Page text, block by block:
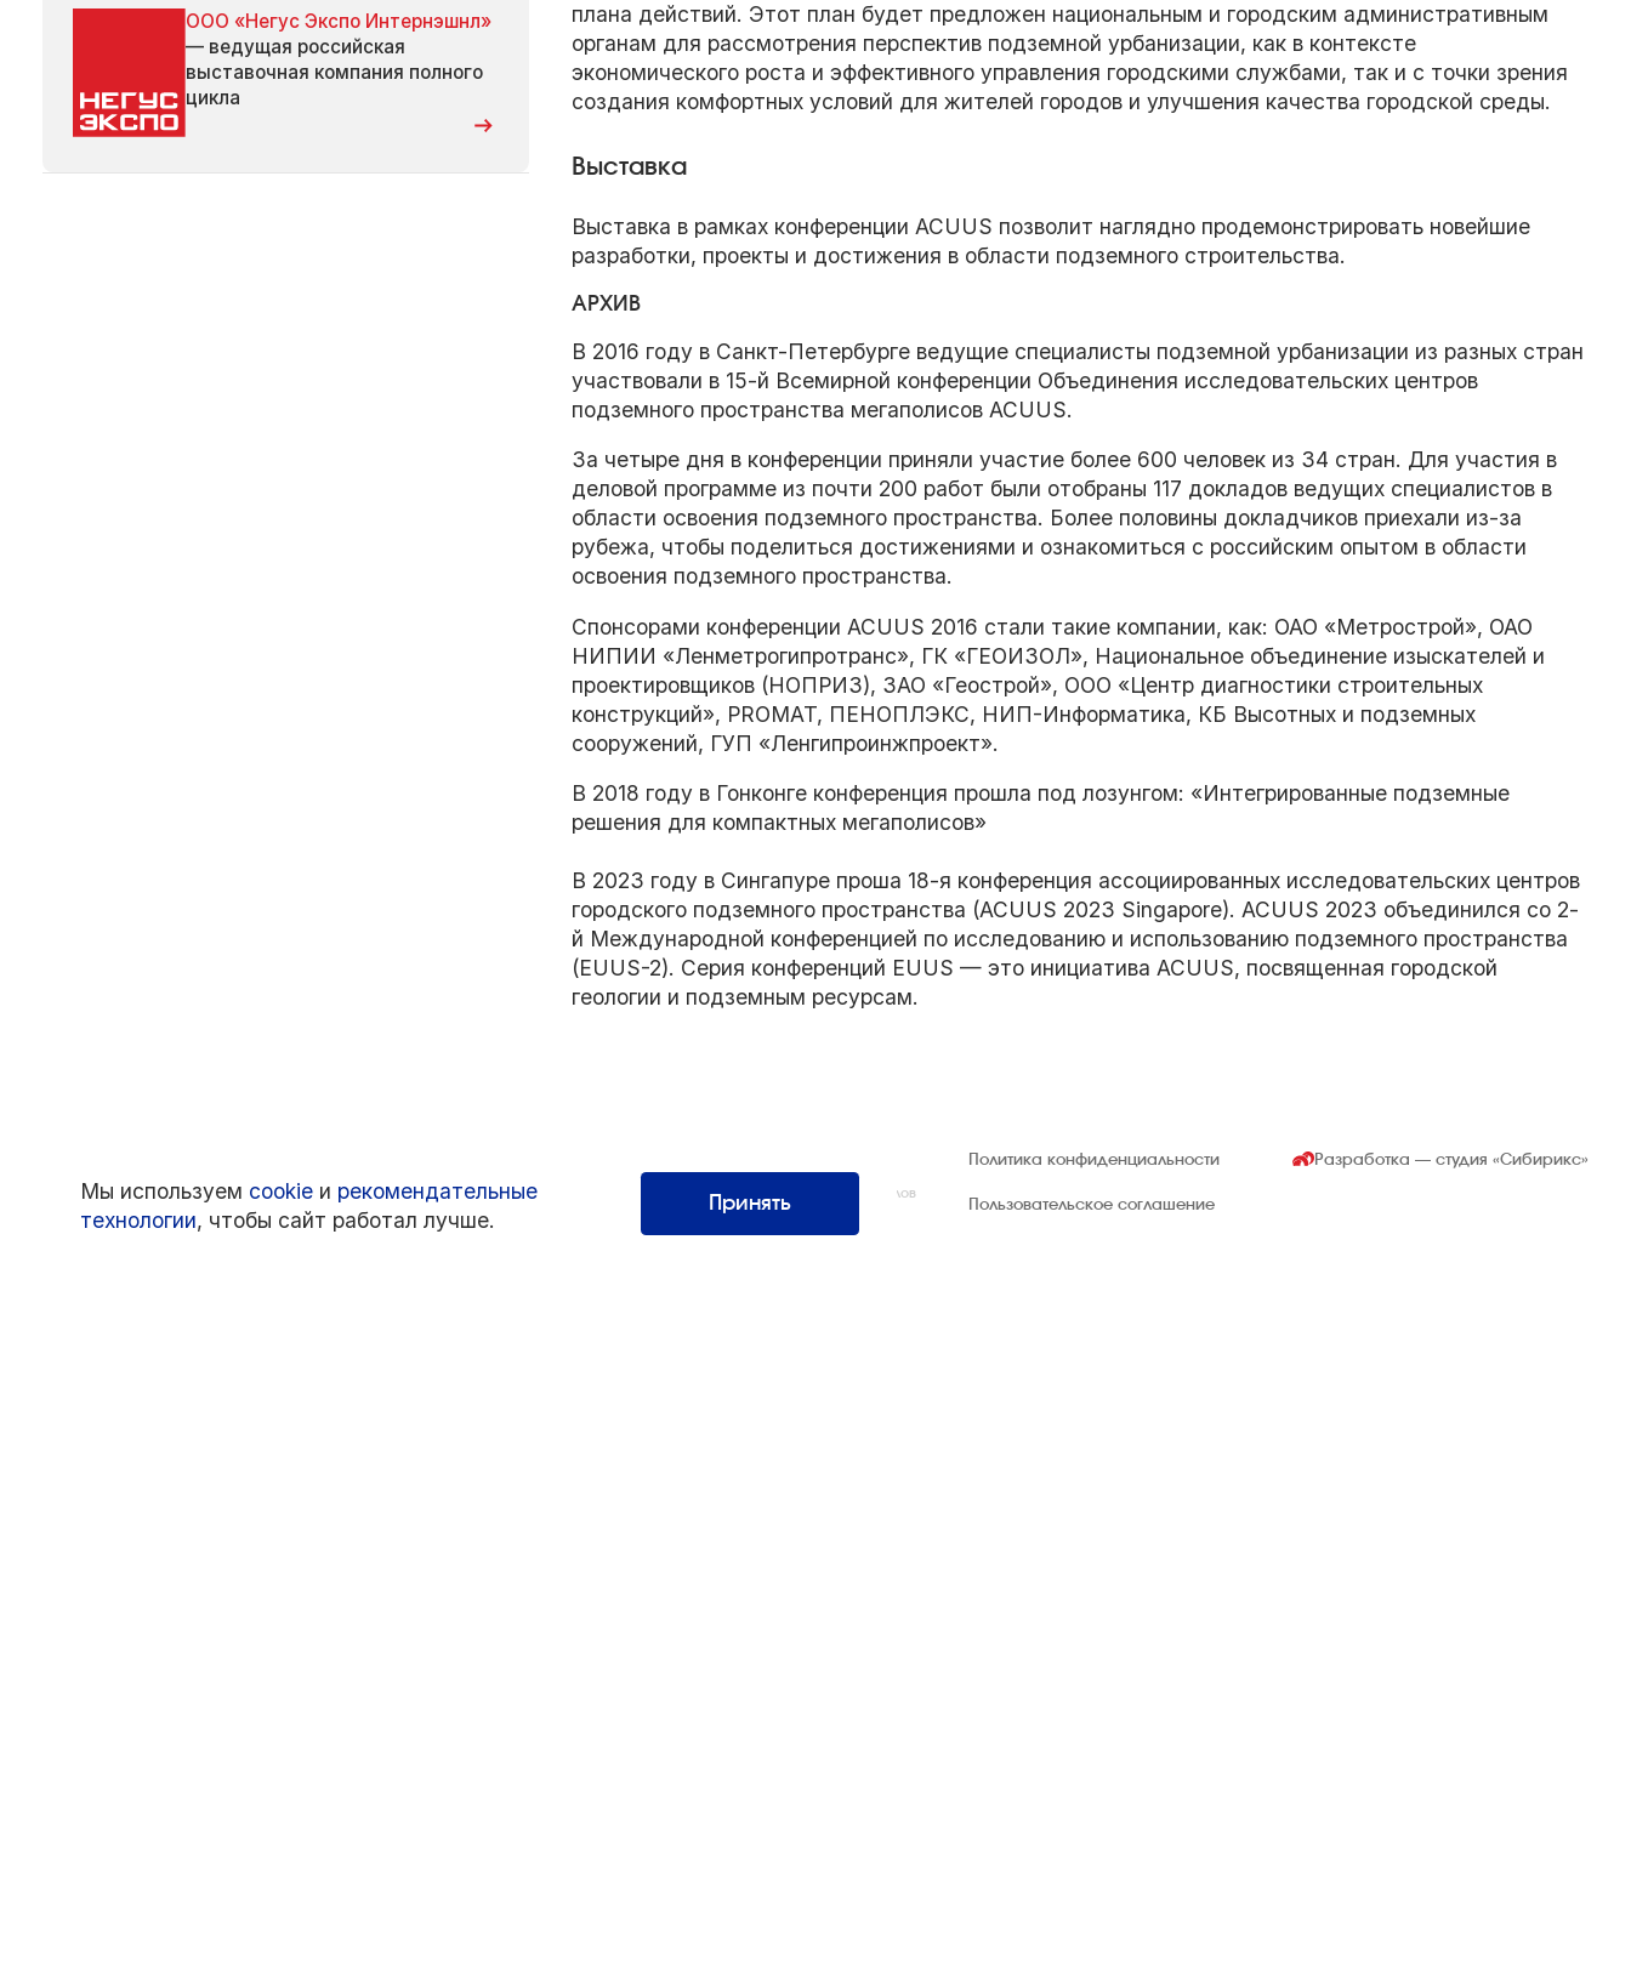
ООО «Негус Экспо Интернэшнл»
— ведущая российская
выставочная компания полного
цикла
плана действий. Этот план будет предложен национальным и городским административным
органам для рассмотрения перспектив подземной урбанизации, как в контексте
экономического роста и эффективного управления городскими службами, так и с точки зрения
создания комфортных условий для жителей городов и улучшения качества городской среды.
Выставка
Выставка в рамках конференции ACUUS позволит наглядно продемонстрировать новейшие
разработки, проекты и достижения в области подземного строительства.
АРХИВ
В 2016 году в Санкт-Петербурге ведущие специалисты подземной урбанизации из разных стран
участвовали в 15-й Всемирной конференции Объединения исследовательских центров
подземного пространства мегаполисов ACUUS.
За четыре дня в конференции приняли участие более 600 человек из 34 стран. Для участия в
деловой программе из почти 200 работ были отобраны 117 докладов ведущих специалистов в
области освоения подземного пространства. Более половины докладчиков приехали из-за
рубежа, чтобы поделиться достижениями и ознакомиться с российским опытом в области
освоения подземного пространства.
Спонсорами конференции ACUUS 2016 стали такие компании, как: ОАО «Метрострой», ОАО
НИПИИ «Ленметрогипротранс», ГК «ГЕОИЗОЛ», Национальное объединение изыскателей и
проектировщиков (НОПРИЗ), ЗАО «Геострой», ООО «Центр диагностики строительных
конструкций», PROMAT, ПЕНОПЛЭКС, НИП-Информатика, КБ Высотных и подземных
сооружений, ГУП «Ленгипроинжпроект».
В 2018 году в Гонконге конференция прошла под лозунгом: «Интегрированные подземные
решения для компактных мегаполисов»
В 2023 году в Сингапуре проша 18-я конференция ассоциированных исследовательских центров
городского подземного пространства (ACUUS 2023 Singapore). ACUUS 2023 объединился со 2-
й Международной конференцией по исследованию и использованию подземного пространства
(EUUS-2). Серия конференций EUUS — это инициатива ACUUS, посвященная городской
геологии и подземным ресурсам.
Интернэшнл»
Все права защищены. Использование материалов
возможно только со ссылкой на источник.
Политика конфиденциальности
Пользовательское соглашение
Разработка — студия«Сибирикс»
Мы используем cookie и рекомендательные
технологии, чтобы сайт работал лучше.
Принять